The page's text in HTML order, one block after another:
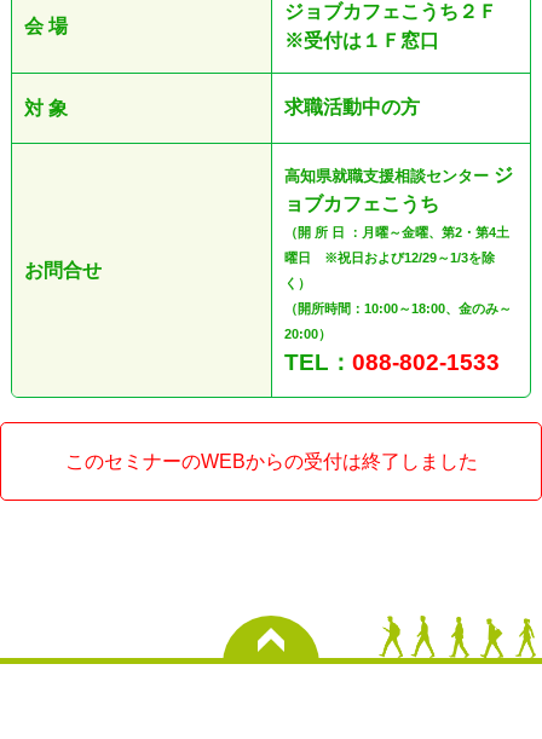
会 場
ジョブカフェこうち２Ｆ
※受付は１Ｆ窓口
対 象 求職活動中の方
お問合せ
高知県就職支援相談センター ジ
ョブカフェこうち
（開 所 日 ：月曜～金曜、第2・第4土
曜日 ※祝日および12/29～1/3を除
く）
（開所時間：10:00～18:00、金のみ～
20:00）
TEL： 088-802-1533
このセミナーのWEBからの受付は終了しました